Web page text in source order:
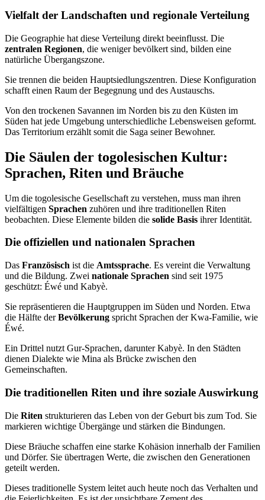
Vielfalt der Landschaften und regionale Verteilung
Die Geographie hat diese Verteilung direkt beeinflusst. Die
zentralen Regionen, die weniger bevölkert sind, bilden eine
natürliche Übergangszone.
Sie trennen die beiden Hauptsiedlungszentren. Diese Konfiguration
schafft einen Raum der Begegnung und des Austauschs.
Von den trockenen Savannen im Norden bis zu den Küsten im
Süden hat jede Umgebung unterschiedliche Lebensweisen geformt.
Das Territorium erzählt somit die Saga seiner Bewohner.
Die Säulen der togolesischen Kultur:
Sprachen, Riten und Bräuche
Um die togolesische Gesellschaft zu verstehen, muss man ihren
vielfältigen Sprachen zuhören und ihre traditionellen Riten
beobachten. Diese Elemente bilden die solide Basis ihrer Identität.
Die offiziellen und nationalen Sprachen
Das Französisch ist die Amtssprache. Es vereint die Verwaltung
und die Bildung. Zwei nationale Sprachen sind seit 1975
geschützt: Éwé und Kabyè.
Sie repräsentieren die Hauptgruppen im Süden und Norden. Etwa
die Hälfte derBevölkerung spricht Sprachen der Kwa-Familie, wie
Éwé.
Ein Drittel nutzt Gur-Sprachen, darunter Kabyè. In den Städten
dienen Dialekte wie Mina als Brücke zwischen den
Gemeinschaften.
Die traditionellen Riten und ihre soziale Auswirkung
Die Riten strukturieren das Leben von der Geburt bis zum Tod. Sie
markieren wichtige Übergänge und stärken die Bindungen.
Diese Bräuche schaffen eine starke Kohäsion innerhalb der Familien
und Dörfer. Sie übertragen Werte, die zwischen den Generationen
geteilt werden.
Dieses traditionelle System leitet auch heute noch das Verhalten und